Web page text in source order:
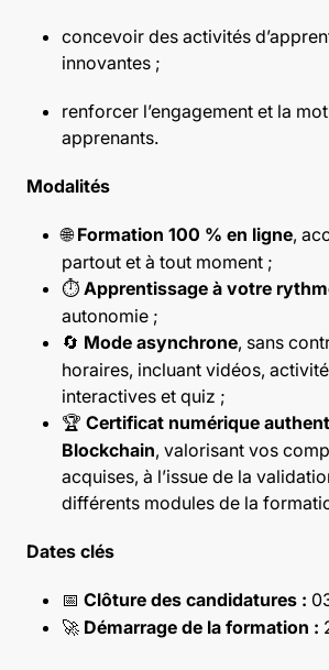
concevoir des activités
innovantes ;
renforcer l’engagement et la
apprenants.
Modalités
🌐 Formation 100 % en ligne,
partout et à tout moment ;
⏱️ Apprentissage à votre
autonomie ;
🔄 Mode asynchrone, sans
horaires, incluant vidéos,
interactives et quiz ;
🏆 Certificat numérique
Blockchain, valorisant vos
acquises, à l’issue de la
différents modules de la
Dates clés
📅 Clôture des candidatures :
🚀 Démarrage de la formation :